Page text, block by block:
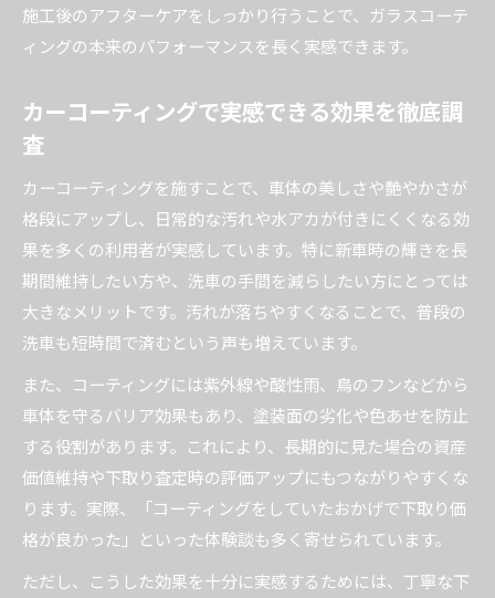
施工後のアフターケアをしっかり行うことで、ガラスコーテ
ィングの本来のパフォーマンスを長く実感できます。
カーコーティングで実感できる効果を徹底調
査
カーコーティングを施すことで、車体の美しさや艶やかさが
格段にアップし、日常的な汚れや水アカが付きにくくなる効
果を多くの利用者が実感しています。特に新車時の輝きを長
期間維持したい方や、洗車の手間を減らしたい方にとっては
大きなメリットです。汚れが落ちやすくなることで、普段の
洗車も短時間で済むという声も増えています。
また、コーティングには紫外線や酸性雨、鳥のフンなどから
車体を守るバリア効果もあり、塗装面の劣化や色あせを防止
する役割があります。これにより、長期的に見た場合の資産
価値維持や下取り査定時の評価アップにもつながりやすくな
ります。実際、「コーティングをしていたおかげで下取り価
格が良かった」といった体験談も多く寄せられています。
ただし、こうした効果を十分に実感するためには、丁寧な下